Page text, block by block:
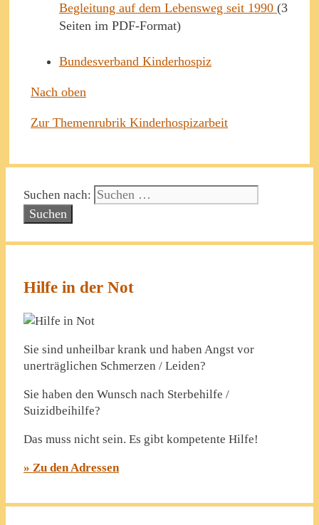
Begleitung auf dem Lebensweg seit 1990 (3
Seiten im PDF-Format)
Bundesverband Kinderhospiz
Nach oben
Zur Themenrubrik Kinderhospizarbeit
Suchen nach:
Hilfe in der Not
Sie sind unheilbar krank und haben Angst vor
unerträglichen Schmerzen / Leiden?
Sie haben den Wunsch nach Sterbehilfe /
Suizidbeihilfe?
Das muss nicht sein. Es gibt kompetente Hilfe!
» Zu den Adressen